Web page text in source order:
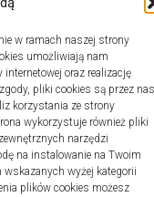
w ramach naszej strony
umożliwiają nam
internetowej oraz realizację
pliki cookies są przez nas
korzystania ze strony
wykorzystuje również pliki
narzędzi
na instalowanie na Twoim
wyżej kategorii
plików cookies możesz
zastrzeżone.